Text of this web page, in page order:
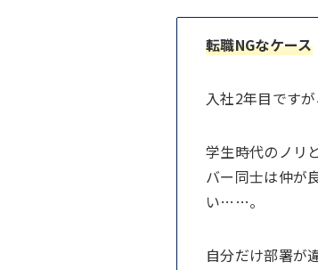
転職NGなケース
入社2年目です
学生時代のノリ
バー同士は仲が
い……。
自分だけ部署が